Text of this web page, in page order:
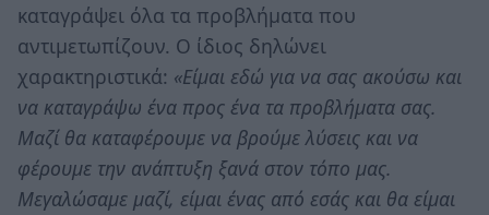
καταγράψει όλα τα προβλήματα που
αντιμετωπίζουν. Ο ίδιος δηλώνει
χαρακτηριστικά: «Είμαι εδώ για να σας ακούσω και
να καταγράψω ένα προς ένα τα προβλήματα σας.
Μαζί θα καταφέρουμε να βρούμε λύσεις και να
φέρουμε την ανάπτυξη ξανά στον τόπο μας.
Μεγαλώσαμε μαζί, είμαι ένας από εσάς και θα είμαι